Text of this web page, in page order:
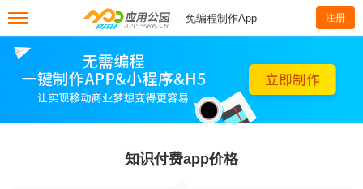
--免编程制作App 注册
知识付费app价格